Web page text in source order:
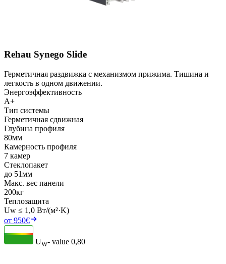
Rehau Synego Slide
Герметичная раздвижка с механизмом прижима. Тишина и
легкость в одном движении.
Энергоэффективность
A+
Тип системы
Герметичная сдвижная
Глубина профиля
80мм
Камерность профиля
7 камер
Стеклопакет
до 51мм
Макс. вес панели
200кг
Теплозащита
Uw ≤ 1,0 Вт/(м²·K)
от 950€
UW- value 0,80